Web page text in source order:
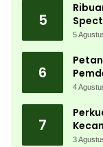
5
5
6
4
7
3